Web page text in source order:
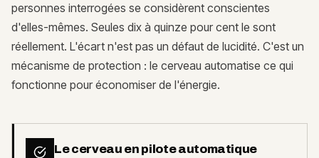
personnes interrogées se considèrent conscientes
d'elles-mêmes. Seules dix à quinze pour cent le sont
réellement. L'écart n'est pas un défaut de lucidité. C'est un
mécanisme de protection : le cerveau automatise ce qui
fonctionne pour économiser de l'énergie.
Le cerveau en pilote automatique